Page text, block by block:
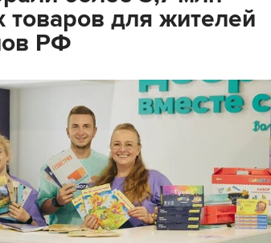
товаров для жителей
РФ